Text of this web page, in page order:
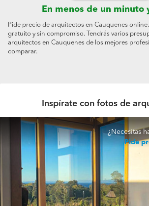
En menos de un minuto
Pide precio de arquitectos en Cauquenes
gratuito y sin compromiso. Tendrás varios
arquitectos en Cauquenes de los mejores
comparar.
Inspírate con fotos de
¿Necesitas
Pide